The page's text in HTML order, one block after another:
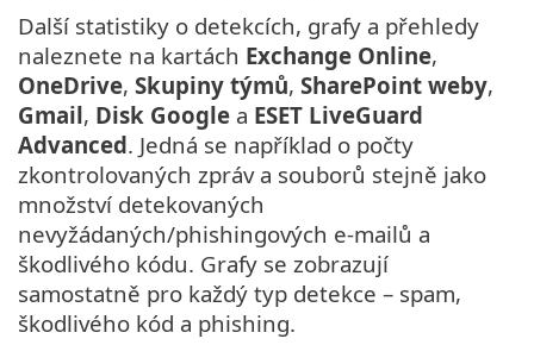
Další statistiky o detekcích, grafy a přehledy
naleznete na kartách Exchange Online,
OneDrive, Skupiny týmů, SharePoint weby,
Gmail, Disk Google a ESET LiveGuard
Advanced. Jedná se například o počty
zkontrolovaných zpráv a souborů stejně jako
množství detekovaných
nevyžádaných/phishingových e-mailů a
škodlivého kódu. Grafy se zobrazují
samostatně pro každý typ detekce – spam,
škodlivého kód a phishing.